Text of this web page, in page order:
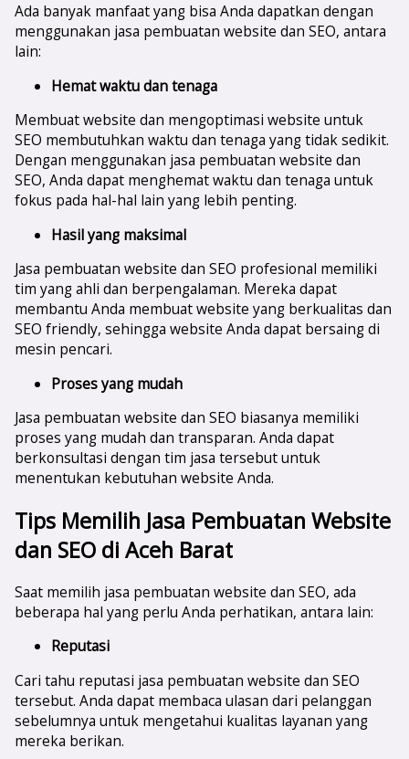
Ada banyak manfaat yang bisa Anda dapatkan dengan
menggunakan jasa pembuatan website dan SEO, antara
lain:
Hemat waktu dan tenaga
Membuat website dan mengoptimasi website untuk
SEO membutuhkan waktu dan tenaga yang tidak sedikit.
Dengan menggunakan jasa pembuatan website dan
SEO, Anda dapat menghemat waktu dan tenaga untuk
fokus pada hal-hal lain yang lebih penting.
Hasil yang maksimal
Jasa pembuatan website dan SEO profesional memiliki
tim yang ahli dan berpengalaman. Mereka dapat
membantu Anda membuat website yang berkualitas dan
SEO friendly, sehingga website Anda dapat bersaing di
mesin pencari.
Proses yang mudah
Jasa pembuatan website dan SEO biasanya memiliki
proses yang mudah dan transparan. Anda dapat
berkonsultasi dengan tim jasa tersebut untuk
menentukan kebutuhan website Anda.
Tips Memilih Jasa Pembuatan Website
dan SEO diAceh Barat
Saat memilih jasa pembuatan website dan SEO, ada
beberapa hal yang perlu Anda perhatikan, antara lain:
Reputasi
Cari tahu reputasi jasa pembuatan website dan SEO
tersebut. Anda dapat membaca ulasan dari pelanggan
sebelumnya untuk mengetahui kualitas layanan yang
mereka berikan.